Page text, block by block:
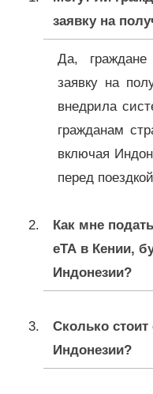
заявку на
Да,
заявку на
внедрила
гражданам
включая
перед
Как мне
eTA в Кении,
Индонезии?
качестве
Сколько
Индонезии?